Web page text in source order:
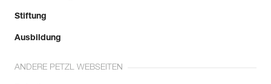
Stiftung
Ausbildung
ANDERE PETZL WEBSEITEN